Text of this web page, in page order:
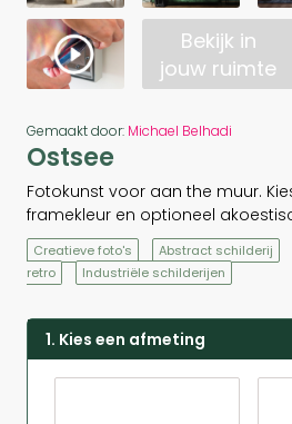
Bekijk in
jouw ruimte
Gemaakt door: Michael Belhadi
Ostsee
Fotokunst voor aan the muur.
framekleur en optioneel
Creatieve foto's Abstract schilderij
retro
Industriële schilderijen
1. Kies een afmeting